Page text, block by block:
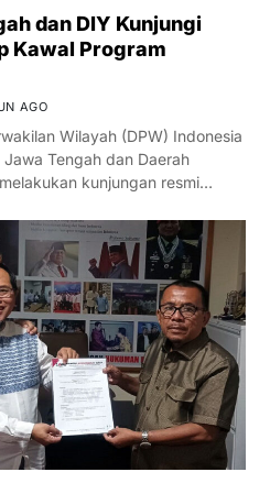
dan DIY Kunjungi
Kawal Program
AGO
Wilayah (DPW) Indonesia
Tengah dan Daerah
kunjungan resmi…